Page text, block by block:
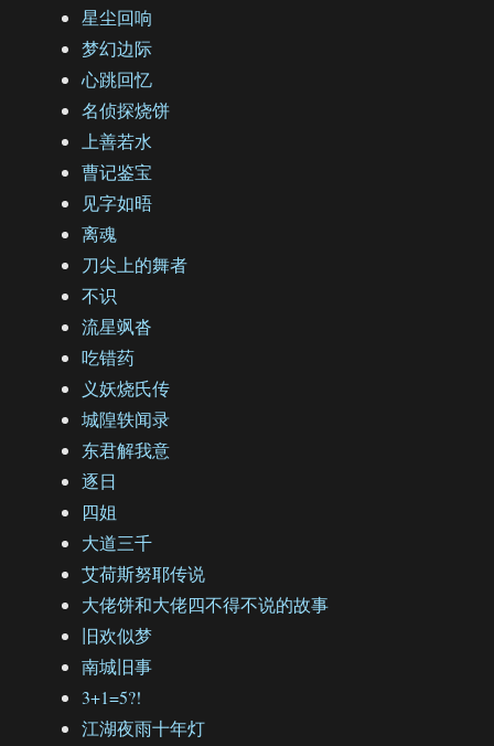
星尘回响
梦幻边际
心跳回忆
名侦探烧饼
上善若水
曹记鉴宝
见字如晤
离魂
刀尖上的舞者
不识
流星飒沓
吃错药
义妖烧氏传
城隍轶闻录
东君解我意
逐日
四姐
大道三千
艾荷斯努耶传说
大佬饼和大佬四不得不说的故事
旧欢似梦
南城旧事
3+1=5?!
江湖夜雨十年灯